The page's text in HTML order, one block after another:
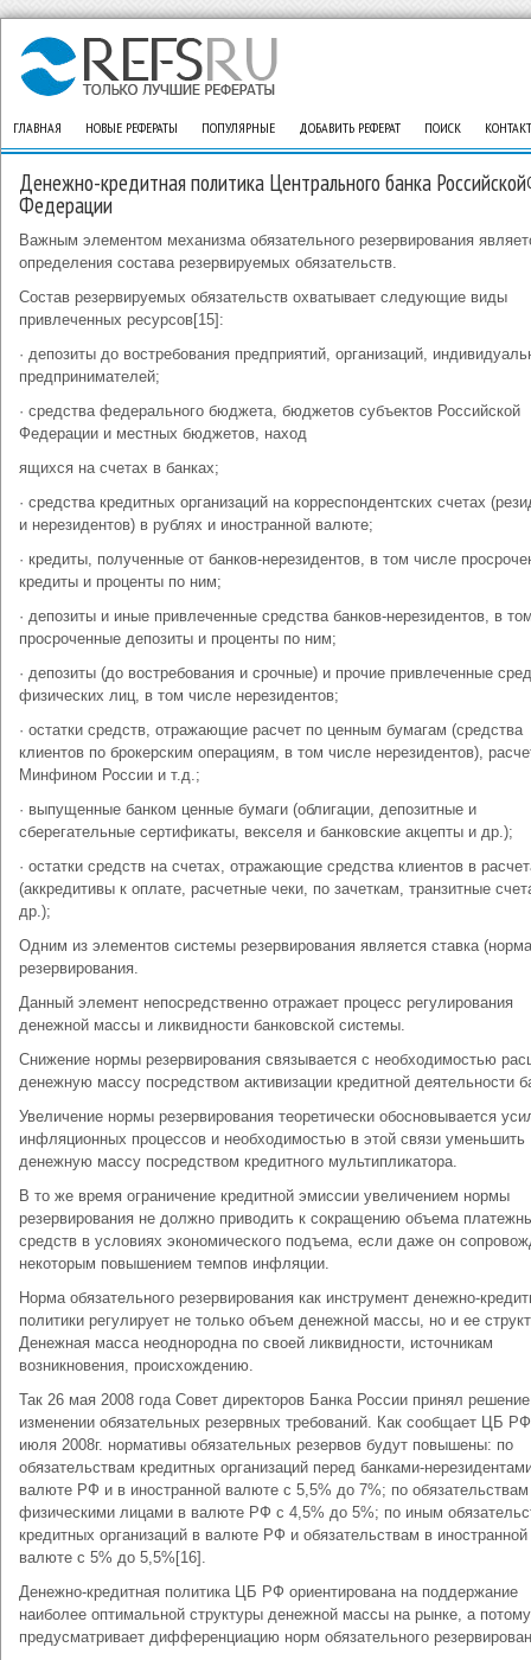
ГЛАВНАЯ НОВЫЕ РЕФЕРАТЫ ПОПУЛЯРНЫЕ ДОБАВИТЬ РЕФЕРАТ ПОИСК
Денежно-кредитная политика Центрального банка Российской
Федерации
Важным элементом механизма обязательного резервирования
определения состава резервируемых обязательств.
Состав резервируемых обязательств охватывает следующие виды
привлеченных ресурсов[15]:
· депозиты до востребования предприятий, организаций,
предпринимателей;
· средства федерального бюджета, бюджетов субъектов Российской
Федерации и местных бюджетов, наход
ящихся на счетах в банках;
· средства кредитных организаций на корреспондентских счетах
и нерезидентов) в рублях и иностранной валюте;
· кредиты, полученные от банков-нерезидентов, в том числе
кредиты и проценты по ним;
· депозиты и иные привлеченные средства банков-нерезидентов, в
просроченные депозиты и проценты по ним;
· депозиты (до востребования и срочные) и прочие привлеченные
физических лиц, в том числе нерезидентов;
· остатки средств, отражающие расчет по ценным бумагам (средства
клиентов по брокерским операциям, в том числе нерезидентов),
Минфином России и т.д.;
· выпущенные банком ценные бумаги (облигации, депозитные и
сберегательные сертификаты, векселя и банковские акцепты и др.);
· остатки средств на счетах, отражающие средства клиентов в
(аккредитивы к оплате, расчетные чеки, по зачеткам, транзитные
др.);
Одним из элементов системы резервирования является ставка
резервирования.
Данный элемент непосредственно отражает процесс регулирования
денежной массы и ликвидности банковской системы.
Снижение нормы резервирования связывается с необходимостью
денежную массу посредством активизации кредитной деятельности
Увеличение нормы резервирования теоретически обосновывается
инфляционных процессов и необходимостью в этой связи уменьшить
денежную массу посредством кредитного мультипликатора.
В то же время ограничение кредитной эмиссии увеличением нормы
резервирования не должно приводить к сокращению объема
средств в условиях экономического подъема, если даже он
некоторым повышением темпов инфляции.
Норма обязательного резервирования как инструмент денежно-
политики регулирует не только объем денежной массы, но и ее
Денежная масса неоднородна по своей ликвидности, источникам
возникновения, происхождению.
Так 26 мая 2008 года Совет директоров Банка России принял
изменении обязательных резервных требований. Как сообщает ЦБ
июля 2008г. нормативы обязательных резервов будут повышены: по
обязательствам кредитных организаций перед банками-
валюте РФ и в иностранной валюте с 5,5% до 7%; по
физическими лицами в валюте РФ с 4,5% до 5%; по иным
кредитных организаций в валюте РФ и обязательствам в иностранной
валюте с 5% до 5,5%[16].
Денежно-кредитная политика ЦБ РФ ориентирована на поддержание
наиболее оптимальной структуры денежной массы на рынке, а потому
предусматривает дифференциацию норм обязательного